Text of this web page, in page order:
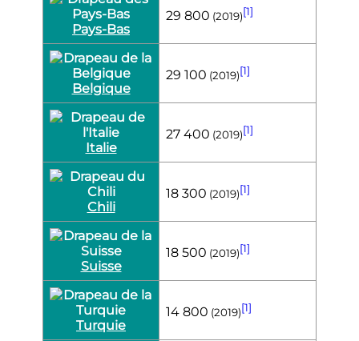
Pays-Bas
29 800 (2019)[1]
Belgique
29 100 (2019)[1]
Italie
27 400 (2019)[1]
Chili
18 300 (2019)[1]
Suisse
18 500 (2019)[1]
Turquie
14 800 (2019)[1]